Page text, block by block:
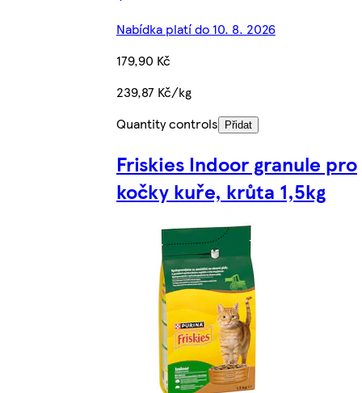
Nabídka platí do 10. 8. 2026
179,90 Kč
239,87 Kč/kg
Quantity controls
Přidat
Friskies Indoor granule pro
kočky kuře, krůta 1,5kg